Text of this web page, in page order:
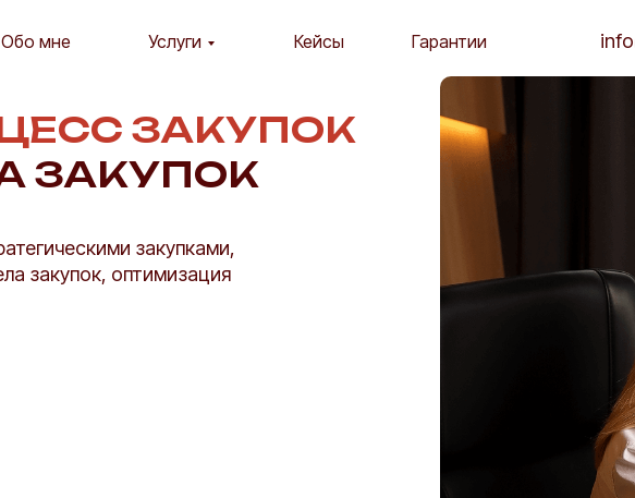
Гарантии
Кейсы
Услуги
Обо мне
ЗАКУПОК
ЗАКУПОК
закупками,
закупок, оптимизация